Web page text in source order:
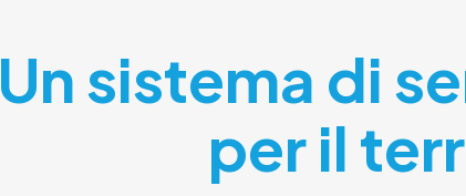
Un sistema di
per il